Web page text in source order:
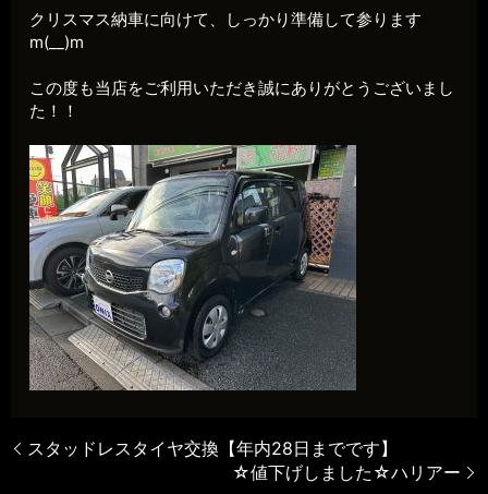
クリスマス納車に向けて、しっかり準備して参ります
m(__)m
この度も当店をご利用いただき誠にありがとうございまし
た！！
スタッドレスタイヤ交換【年内28日までです】
☆値下げしました☆ハリアー